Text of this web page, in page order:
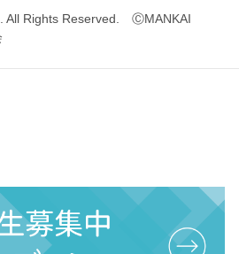
All Rights Reserved. ⒸMANKAI